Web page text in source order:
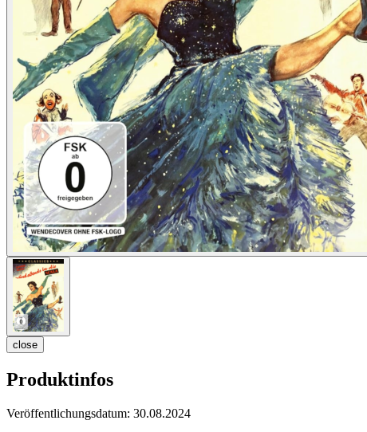
close
Produktinfos
Veröffentlichungsdatum: 30.08.2024